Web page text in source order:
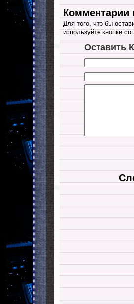
Комментарии
Для того, что бы
используйте кнопки
Оставить